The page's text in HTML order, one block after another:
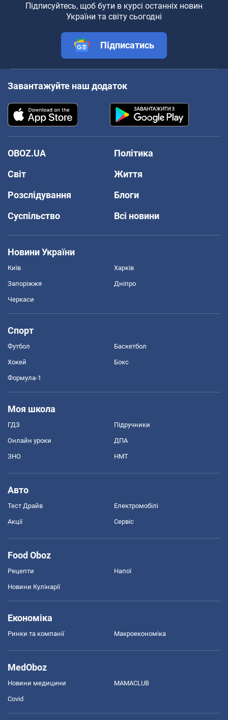
Підписуйтесь, щоб бути в курсі останніх новин
України та світу сьогодні
Підписатись
Завантажуйте наш додаток
OBOZ.UA
Політика
Світ
Життя
Розслідування
Блоги
Суспільство
Всі новини
Новини України
Київ Харків
Запоріжжя Дніпро
Черкаси
Спорт
Футбол Баскетбол
Хокей Бокс
Формула-1
Моя школа
ГДЗ Підручники
Онлайн уроки ДПА
ЗНО НМТ
Авто
Тест Драйв Електромобілі
Акції Сервіс
Food Oboz
Рецепти Напої
Новини Кулінарії
Економіка
Ринки та компанії Макроекономіка
MedOboz
Новини медицини MAMACLUB
Covid